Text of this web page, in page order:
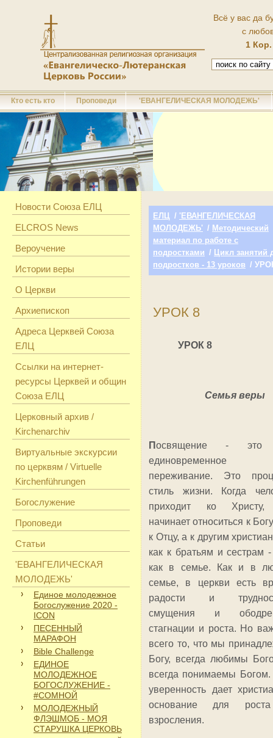
Всё у вас да
с
1
Кто есть кто Проповеди 'ЕВАНГЕЛИЧЕСКАЯ МОЛОДЕЖЬ'
Новости Союза ЕЛЦ
ELCROS News
Вероучение
Истории веры
О Церкви
Архиепископ
Адреса Церквей Союза
ЕЛЦ
Ссылки на интернет-
ресурсы Церквей и общин
Союза ЕЛЦ
Церковный архив /
Kirchenarchiv
Виртуальные экскурсии
по церквям / Virtuelle
Kirchenführungen
Богослужение
Проповеди
Статьи
'ЕВАНГЕЛИЧЕСКАЯ
МОЛОДЕЖЬ'
Единое молодежное
Богослужение 2020 -
ICON
ПЕСЕННЫЙ
МАРАФОН
Bible Challenge
ЕДИНОЕ
МОЛОДЕЖНОЕ
БОГОСЛУЖЕНИЕ -
#СОМНОЙ
МОЛОДЕЖНЫЙ
ФЛЭШМОБ - МОЯ
СТАРУШКА ЦЕРКОВЬ
ЕЛЦ / 'ЕВАНГЕЛИЧЕСКАЯ
МОЛОДЕЖЬ' / Методический
материал по работе с
подростками / Цикл занятий
подростков - 13 уроков /
УРОК 8
УРОК 8
Семья веры
Посвящение - это
единовременное
переживание. Это
стиль жизни. Когда
приходит ко
начинает относиться к
к Отцу, а к другим
как к братьям и сестрам
как в семье. Как и в
семье, в церкви есть
радости и
смущения и
стагнации и роста. Но
всего то, что мы
Богу, всегда любимы
всегда понимаемы
уверенность дает
основание для
взросления.